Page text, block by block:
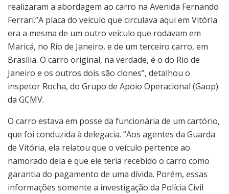
realizaram a abordagem ao carro na Avenida Fernando
Ferrari.”A placa do veículo que circulava aqui em Vitória
era a mesma de um outro veículo que rodavam em
Maricá, no Rio de Janeiro, e de um terceiro carro, em
Brasília. O carro original, na verdade, é o do Rio de
Janeiro e os outros dois são clones”, detalhou o
inspetor Rocha, do Grupo de Apoio Operacional (Gaop)
da GCMV.
O carro estava em posse da funcionária de um cartório,
que foi conduzida à delegacia. “Aos agentes da Guarda
de Vitória, ela relatou que o veículo pertence ao
namorado dela e que ele teria recebido o carro como
garantia do pagamento de uma dívida. Porém, essas
informações somente a investigação da Polícia Civil